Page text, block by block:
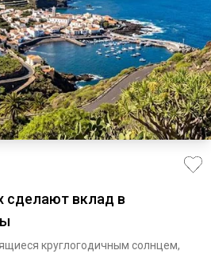
сделают вклад в
круглогодичным солнцем,